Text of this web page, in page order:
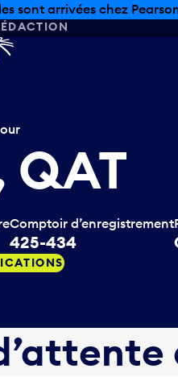
principal
sont arrivées chez
QAT
Comptoir d’enregistrement
425-434